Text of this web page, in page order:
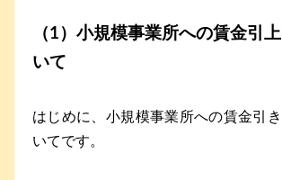
（1）小規模事業所への賃金引
いて
はじめに、小規模事業所への賃金引
いてです。